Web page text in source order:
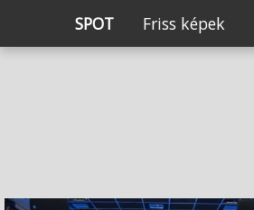
SPOT Friss képek